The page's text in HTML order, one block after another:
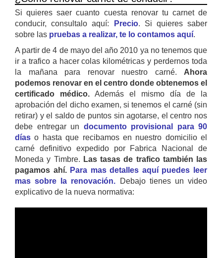
Si quieres saer cuanto cuesta renovar tu carnet de
conducir, consultalo aquí:
Precio. Si quieres saber
sobre las pruebas a realizar, te lo contamos aquí.
A partir de 4 de mayo del año 2010 ya no tenemos que
ir a trafico a hacer colas kilométricas y perdernos toda
la mañana para renovar nuestro carné. Ahora
podemos renovar en el centro donde obtenemos el
certificado médico. Además el mismo día de la
aprobación del dicho examen, si tenemos el carné (sin
retirar) y el saldo de puntos sin agotarse, el centro nos
debe entregar un documento provisional para 90
días o hasta que recibamos en nuestro domicilio el
carné definitivo expedido por Fabrica Nacional de
Moneda y Timbre. Las tasas de trafico también las
pagamos ahí. Para mas detalles aquí puedes leer
mas sobre la renovación. Debajo tienes un video
explicativo de la nueva normativa: